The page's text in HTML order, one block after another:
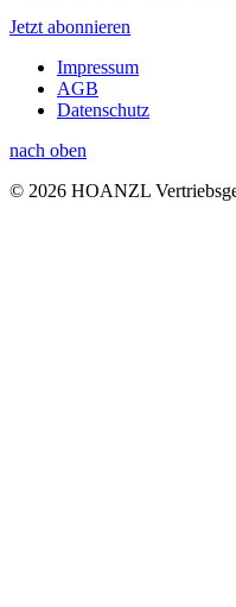
Jetzt abonnieren
Impressum
AGB
Datenschutz
nach oben
© 2026 HOANZL